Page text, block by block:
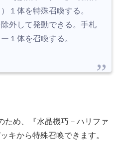
１体を特殊召喚する。
外して発動できる。手札
１体を召喚する。
ため、『水晶機巧－ハリファ
キから特殊召喚できます。